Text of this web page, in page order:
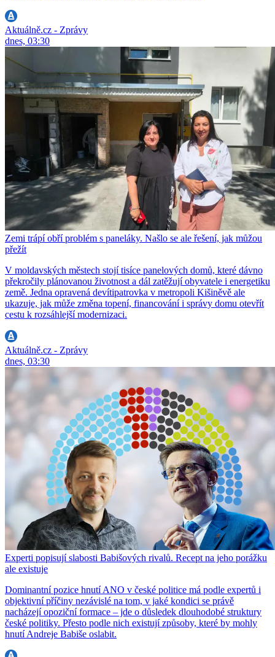
Aktuálně.cz - Zprávy
dnes, 03:30
Zemi trápí obří problém s paneláky. Našlo se ale řešení, jak můžou
přežít
V moldavských městech stojí tisíce panelových domů, které dávno
překročily plánovanou životnost a dál zatěžují obyvatele i energetiku
země. Jedna opravená devítipatrovka v metropoli Kišiněvě ale
ukazuje, jak může změna topení, financování i správy domu otevřít
cestu k rozsáhlejší modernizaci.
Aktuálně.cz - Zprávy
dnes, 03:30
Experti popisují slabosti Babišových rivalů. Recept na jeho porážku
ale existuje
Dominantní pozice hnutí ANO v české politice má podle expertů i
objektivní příčiny nezávislé na tom, v jaké kondici se právě
nacházejí opoziční formace – jde o důsledek dlouhodobé struktury
české politiky. Přesto podle nich existují způsoby, které by mohly
hnutí Andreje Babiše oslabit.